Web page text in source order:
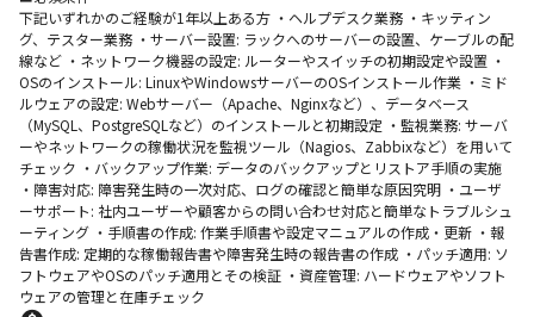
下記いずれかのご経験が1年以上ある方 ・ヘルプデスク業務 ・キッティン
グ、テスター業務 ・サーバー設置: ラックへのサーバーの設置、ケーブルの配
線など ・ネットワーク機器の設定: ルーターやスイッチの初期設定や設置 ・
OSのインストール: LinuxやWindowsサーバーのOSインストール作業 ・ミド
ルウェアの設定: Webサーバー（Apache、Nginxなど）、データベース
（MySQL、PostgreSQLなど）のインストールと初期設定 ・監視業務: サーバ
ーやネットワークの稼働状況を監視ツール（Nagios、Zabbixなど）を用いて
チェック ・バックアップ作業: データのバックアップとリストア手順の実施
・障害対応: 障害発生時の一次対応、ログの確認と簡単な原因究明 ・ユーザ
ーサポート: 社内ユーザーや顧客からの問い合わせ対応と簡単なトラブルシュ
ーティング ・手順書の作成: 作業手順書や設定マニュアルの作成・更新 ・報
告書作成: 定期的な稼働報告書や障害発生時の報告書の作成 ・パッチ適用: ソ
フトウェアやOSのパッチ適用とその検証 ・資産管理: ハードウェアやソフト
ウェアの管理と在庫チェック